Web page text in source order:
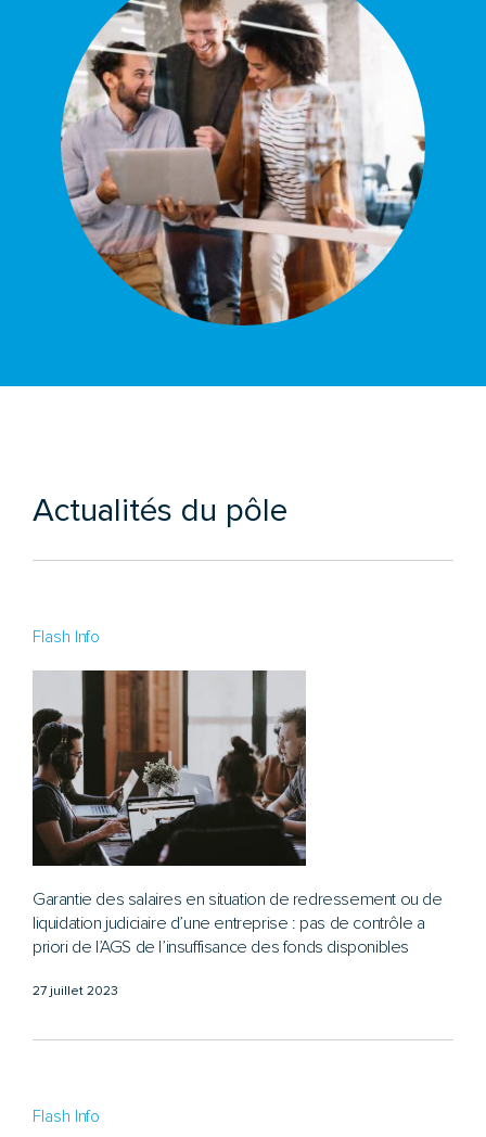
Actualités du pôle
Flash Info
Garantie des salaires en situation de redressement ou de
liquidation judiciaire d’une entreprise : pas de contrôle a
priori de l’AGS de l’insuffisance des fonds disponibles
27 juillet 2023
Flash Info